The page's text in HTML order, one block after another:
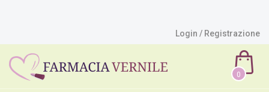
Login / Registrazione
0